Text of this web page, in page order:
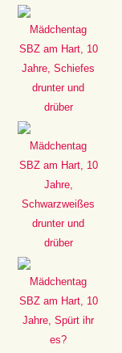
Mädchentag
SBZ am Hart, 10
Jahre, Schiefes
drunter und
drüber
Mädchentag
SBZ am Hart, 10
Jahre,
Schwarzweißes
drunter und
drüber
Mädchentag
SBZ am Hart, 10
Jahre, Spürt ihr
es?